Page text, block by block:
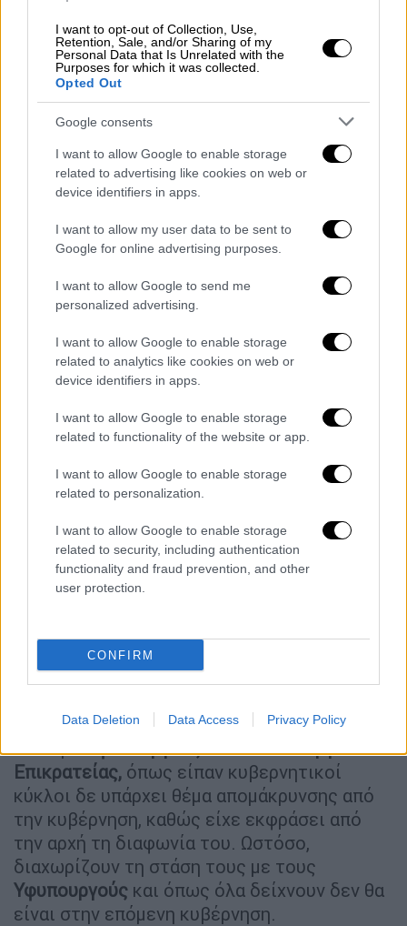
I want to opt-out of Collection, Use,
Retention, Sale, and/or Sharing of my
Personal Data that Is Unrelated with the
Purposes for which it was collected.
Opted Out
Google consents
I want to allow Google to enable storage
related to advertising like cookies on web or
device identifiers in apps.
I want to allow my user data to be sent to
Google for online advertising purposes.
I want to allow Google to send me
personalized advertising.
I want to allow Google to enable storage
related to analytics like cookies on web or
device identifiers in apps.
I want to allow Google to enable storage
related to functionality of the website or app.
I want to allow Google to enable storage
related to personalization.
I want to allow Google to enable storage
related to security, including authentication
functionality and fraud prevention, and other
user protection.
CONFIRM
Data Deletion Data Access Privacy Policy
Βορίδηςκατά τη διάρκεια της συνεδρίασης
Υπουργικού Συμβουλίου,όπως ανέφερε
στο κεντρικό δελτίο ειδήσεων του
δημοσιογράφος,
Σε εκείνο το σημείο μάλιστα, τον λόγο πήρε
Κυριάκος Μητσοτάκηςο οποίος απάντησε
στονΥπουργό: «Χαίρομαι και που οι
διαφωνίες εκφράζονται με δομημένο τρόπο.
Δεν θα μπω στα νομικά ζητήματα για το
θέμα. Είναι θέμα ισότητας, συμπερίληψης και
Διαφορετική γραμμή για τους
Υφυπουργούς
Οι τόνοι δεν ανέβηκαν στο
Εκτός από τον εισηγητή τον κ.Σκέρτσο,
Σοφία Ζαχαράκη, Κωστής
Χατζηδάκης, Κυριάκος Πιερρακάκης, Όλγα
Κεφαλογιάννη, Μιχάλης Χρυσοχοΐδης,
Χρήστος Σταϊκούρας, Γιώργος Γεραπετρίτης,
Δόμνα Μιχαηλίδου, Νίκη Κεραμέως και
Ειρήνη Αγαπηδάκη.
Μανώλη Κεφαλογιάννη
εκφράσει αντίθετη άποψη. Και μπορεί ο κ.
φαίνεται ωστόσο να ισχύσει το ίδιο με τους
εν λόγωΥφυπουργούς. Για τονυπουργό
Επικρατείας, όπως είπαν κυβερνητικοί
κύκλοι δε υπάρχει θέμα απομάκρυνσης από
την κυβέρνηση, καθώς είχε εκφράσει από
την αρχή τη διαφωνία του. Ωστόσο,
διαχωρίζουν τη στάση τους με τους
Υφυπουργούς και όπως όλα δείχνουν δεν θα
είναι στην επόμενη κυβέρνηση.